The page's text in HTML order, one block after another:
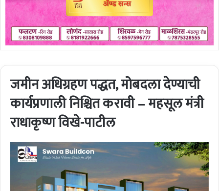
जमीन अधिग्रहण पद्धत, मोबदला देण्याची
कार्यप्रणाली निश्चित करावी – महसूल मंत्री
राधाकृष्ण विखे-पाटील